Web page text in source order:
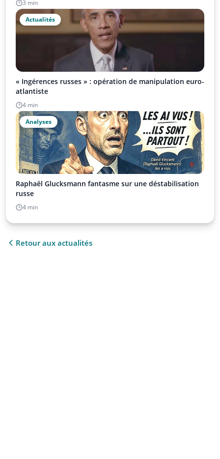
3 min
Actualités
« Ingérences russes » : opération de manipulation euro-
atlantiste
4 min
Analyses
Raphaël Glucksmann fantasme sur une déstabilisation
russe
4 min
Retour aux actualités